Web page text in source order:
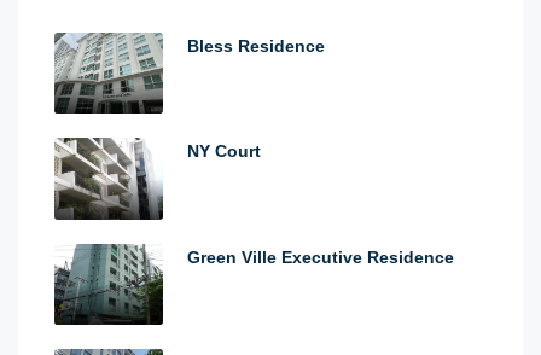
Bless Residence
NY Court
Green Ville Executive Residence